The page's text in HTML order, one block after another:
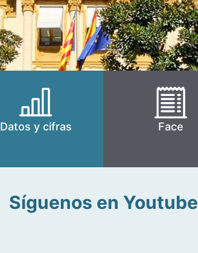
Datos y cifras Face
Síguenos en Youtube